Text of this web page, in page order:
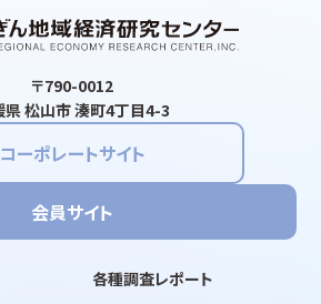
〒790-0012
県 松山市 湊町4丁目4-3
コーポレートサイト
会員サイト
各種調査レポート